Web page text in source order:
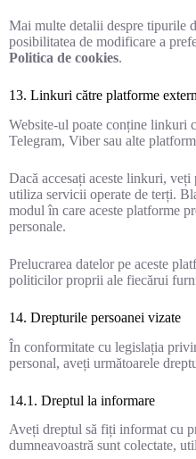
Mai multe detalii despre tipurile
posibilitatea de modificare a
Politica de cookies.
13. Linkuri către platforme
Website-ul poate conține linkuri
Telegram, Viber sau alte
Dacă accesați aceste linkuri,
utiliza servicii operate de terți.
modul în care aceste platforme
personale.
Prelucrarea datelor pe aceste
politicilor proprii ale fiecărui
14. Drepturile persoanei vizate
În conformitate cu legislația
personal, aveți următoarele
14.1. Dreptul la informare
Aveți dreptul să fiți informat cu
dumneavoastră sunt colectate,